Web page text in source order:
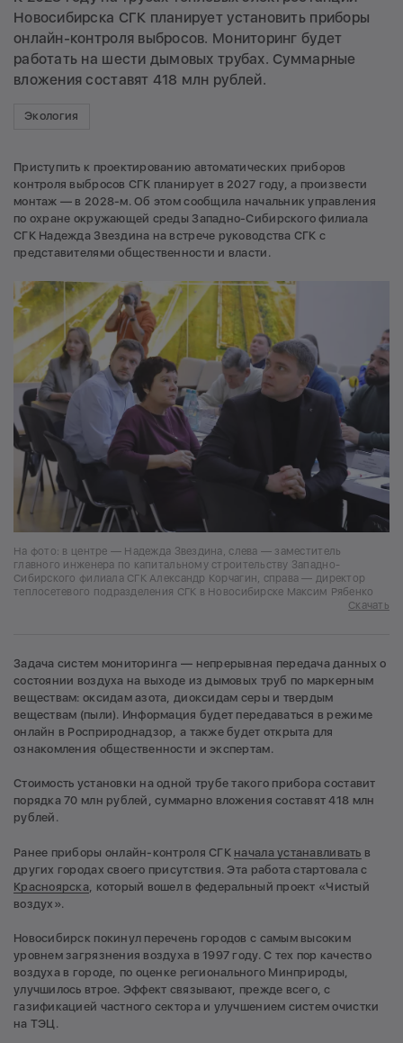
Новосибирска СГК планирует установить приборы
онлайн-контроля выбросов. Мониторинг будет
работать на шести дымовых трубах. Суммарные
вложения составят 418 млн рублей.
Экология
Приступить к проектированию автоматических приборов
контроля выбросов СГК планирует в 2027 году, а произвести
монтаж — в 2028-м. Об этом сообщила начальник управления
по охране окружающей среды Западно-Сибирского филиала
СГК Надежда Звездина на встрече руководства СГК с
представителями общественности и власти.
На фото: в центре — Надежда Звездина, слева — заместитель
главного инженера по капитальному строительству Западно-
Сибирского филиала СГК Александр Корчагин, справа — директор
теплосетевого подразделения СГК в Новосибирске Максим Рябенко
Скачать
Задача систем мониторинга — непрерывная передача данных о
состоянии воздуха на выходе из дымовых труб по маркерным
веществам: оксидам азота, диоксидам серы и твердым
веществам (пыли). Информация будет передаваться в режиме
онлайн в Росприроднадзор, а также будет открыта для
ознакомления общественности и экспертам.
Стоимость установки на одной трубе такого прибора составит
порядка 70 млн рублей, суммарно вложения составят 418 млн
рублей.
Ранее приборы онлайн-контроля СГК начала устанавливать в
других городах своего присутствия. Эта работа стартовала с
Красноярска , который вошел в федеральный проект «Чистый
воздух».
Новосибирск покинул перечень городов с самым высоким
уровнем загрязнения воздуха в 1997 году. С тех пор качество
воздуха в городе, по оценке регионального Минприроды,
улучшилось втрое. Эффект связывают, прежде всего, с
газификацией частного сектора и улучшением систем очистки
на ТЭЦ.